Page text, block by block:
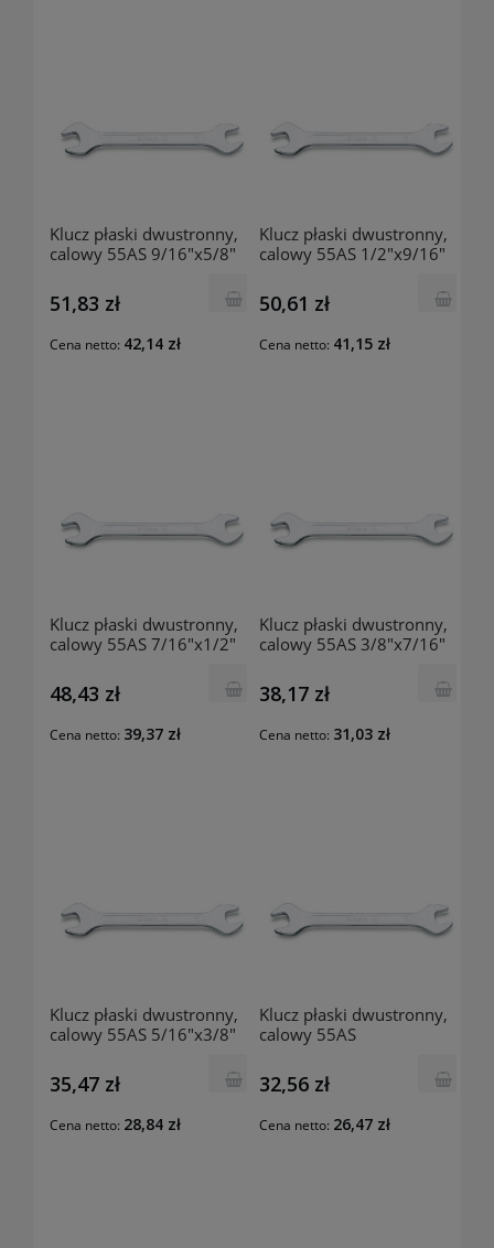
Klucz płaski dwustronny,
calowy 55AS 9/16"x5/8"
51,83 zł
Cena netto: 42,14 zł
Klucz płaski dwustronny,
calowy 55AS 1/2"x9/16"
50,61 zł
Cena netto: 41,15 zł
Klucz płaski dwustronny,
calowy 55AS 7/16"x1/2"
48,43 zł
Cena netto: 39,37 zł
Klucz płaski dwustronny,
calowy 55AS 3/8"x7/16"
38,17 zł
Cena netto: 31,03 zł
Klucz płaski dwustronny,
calowy 55AS 5/16"x3/8"
35,47 zł
Cena netto: 28,84 zł
Klucz płaski dwustronny,
calowy 55AS
BETA
32,56 zł
Cena netto: 26,47 zł